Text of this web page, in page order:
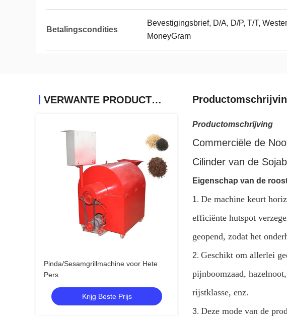
Betalingscondities
Bevestigingsbrief, D/A, D/P, T/T,
MoneyGram
VERWANTE PRODUCTEN
Pinda/Sesamgrillmachine voor Hete
Pers
Krijg Beste Prijs
Productomschrijving
Commerciële de
Cilinder van de
Eigenschap van de
1. De machine keurt
efficiënte hutspot
geopend, zodat het
2. Geschikt om allerlei
pijnboomzaad,
rijstklasse, enz.
3. Deze mode van de